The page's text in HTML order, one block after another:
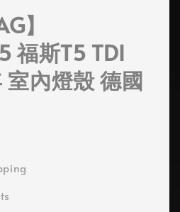
】
福斯T5 TDI
內燈殼 德國